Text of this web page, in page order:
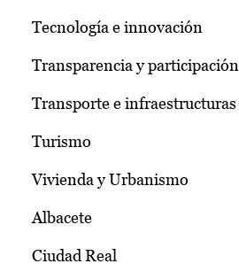
Tecnología e innovación
Transparencia y participación
Transporte e infraestructuras
Turismo
Vivienda y Urbanismo
Albacete
Ciudad Real